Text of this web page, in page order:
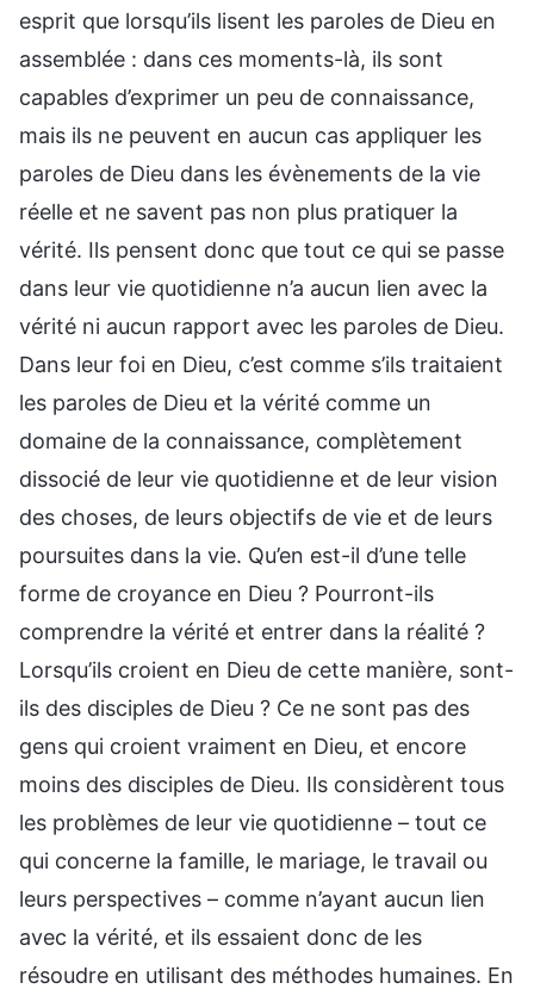
esprit que lorsqu’ils lisent les paroles de Dieu en
assemblée : dans ces moments-là, ils sont
capables d’exprimer un peu de connaissance,
mais ils ne peuvent en aucun cas appliquer les
paroles de Dieu dans les évènements de la vie
réelle et ne savent pas non plus pratiquer la
vérité. Ils pensent donc que tout ce qui se passe
dans leur vie quotidienne n’a aucun lien avec la
vérité ni aucun rapport avec les paroles de Dieu.
Dans leur foi en Dieu, c’est comme s’ils traitaient
les paroles de Dieu et la vérité comme un
domaine de la connaissance, complètement
dissocié de leur vie quotidienne et de leur vision
des choses, de leurs objectifs de vie et de leurs
poursuites dans la vie. Qu’en est-il d’une telle
forme de croyance en Dieu ? Pourront-ils
comprendre la vérité et entrer dans la réalité ?
Lorsqu’ils croient en Dieu de cette manière, sont-
ils des disciples de Dieu ? Ce ne sont pas des
gens qui croient vraiment en Dieu, et encore
moins des disciples de Dieu. Ils considèrent tous
les problèmes de leur vie quotidienne – tout ce
qui concerne la famille, le mariage, le travail ou
leurs perspectives – comme n’ayant aucun lien
avec la vérité, et ils essaient donc de les
résoudre en utilisant des méthodes humaines. En